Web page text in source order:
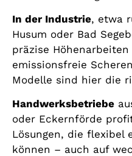
In der Industrie, etwa
Husum oder Bad
präzise
emissionsfreie
Modelle sind hier die
Handwerksbetriebe
oder Eckernförde
Lösungen, die flexibel
können – auch auf